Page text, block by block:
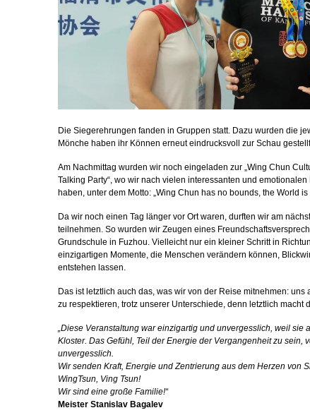
Die Siegerehrungen fanden in Gruppen statt. Dazu wurden die
Mönche haben ihr Können erneut eindrucksvoll zur Schau
Am Nachmittag wurden wir noch eingeladen zur „Wing Chun
Talking Party“, wo wir nach vielen interessanten und
haben, unter dem Motto: „Wing Chun has no bounds, the World
Da wir noch einen Tag länger vor Ort waren, durften wir am
teilnehmen. So wurden wir Zeugen eines
Grundschule in Fuzhou. Vielleicht nur ein kleiner Schritt in
einzigartigen Momente, die Menschen verändern können,
entstehen lassen.
Das ist letztlich auch das, was wir von der Reise mitnehmen:
zu respektieren, trotz unserer Unterschiede, denn letztlich macht
„Diese Veranstaltung war einzigartig und unvergesslich, weil sie
Kloster. Das Gefühl, Teil der Energie der Vergangenheit zu sein,
unvergesslich.
Wir senden Kraft, Energie und Zentrierung aus dem Herzen von
WingTsun, Ving Tsun!
Wir sind eine große Familie!“
Meister Stanislav Bagalev